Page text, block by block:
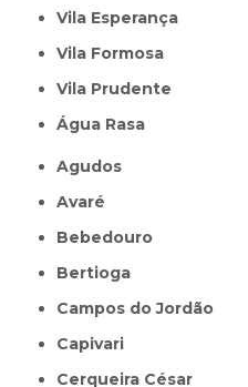
Vila Esperança
Vila Formosa
Vila Prudente
Água Rasa
Agudos
Avaré
Bebedouro
Bertioga
Campos do Jordão
Capivari
Cerqueira César